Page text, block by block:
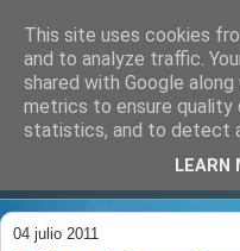
04 julio 2011
This site uses cookies
and to analyze traffic.
shared with Google
metrics to ensure quality
statistics, and to detect
LEARN